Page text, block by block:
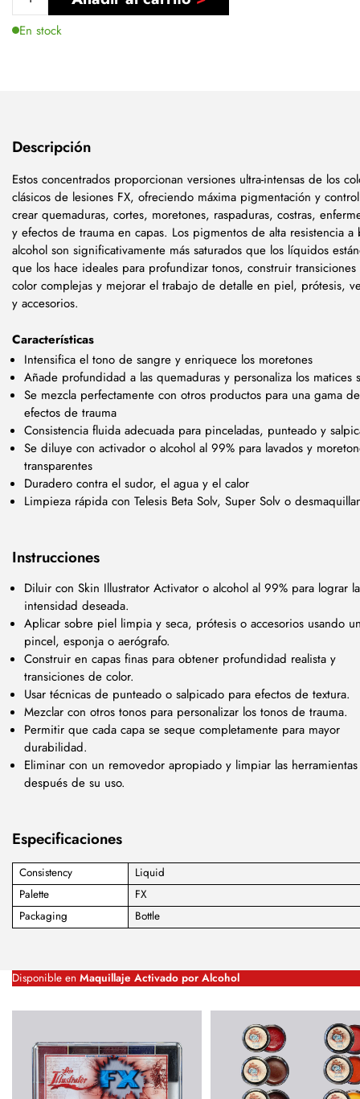
En stock
Descripción
Estos concentrados proporcionan versiones ultra-intensas de los
clásicos de lesiones FX, ofreciendo máxima pigmentación y
crear quemaduras, cortes, moretones, raspaduras, costras,
y efectos de trauma en capas. Los pigmentos de alta resistencia a
alcohol son significativamente más saturados que los líquidos
que los hace ideales para profundizar tonos, construir
color complejas y mejorar el trabajo de detalle en piel, prótesis,
y accesorios.
Características
Intensifica el tono de sangre y enriquece los moretones
Añade profundidad a las quemaduras y personaliza los matices
Se mezcla perfectamente con otros productos para una gama de
efectos de trauma
Consistencia fluida adecuada para pinceladas, punteado y
Se diluye con activador o alcohol al 99% para lavados y
transparentes
Duradero contra el sudor, el agua y el calor
Limpieza rápida con Telesis Beta Solv, Super Solv o
Instrucciones
Diluir con Skin Illustrator Activator o alcohol al 99% para lograr la
intensidad deseada.
Aplicar sobre piel limpia y seca, prótesis o accesorios usando
pincel, esponja o aerógrafo.
Construir en capas finas para obtener profundidad realista y
transiciones de color.
Usar técnicas de punteado o salpicado para efectos de textura.
Mezclar con otros tonos para personalizar los tonos de trauma.
Permitir que cada capa se seque completamente para mayor
durabilidad.
Eliminar con un removedor apropiado y limpiar las herramientas
después de su uso.
Especificaciones
Consistency
Liquid
Palette
FX
Packaging
Bottle
Disponible en Maquillaje Activado por Alcohol